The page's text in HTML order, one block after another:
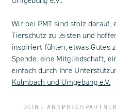
Wir bei PMT sind stolz darauf,
Tierschutz zu leisten und
inspiriert fühlen, etwas Gutes
Spende, eine Mitgliedschaft,
einfach durch Ihre
Kulmbach und Umgebung e.V.
DEINE